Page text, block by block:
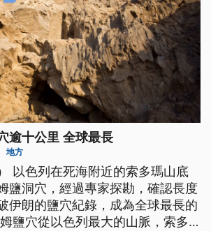
逾十公里 全球最長
地方
鹽洞穴，經過專家探勘，確認長度
伊朗的鹽穴紀錄，成為全球最長的
鹽穴從以色列最大的山脈，索多